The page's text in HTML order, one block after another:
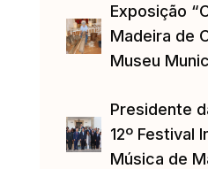
Exposição
Madeira de
Museu
Presidente
12º Festival
Música de